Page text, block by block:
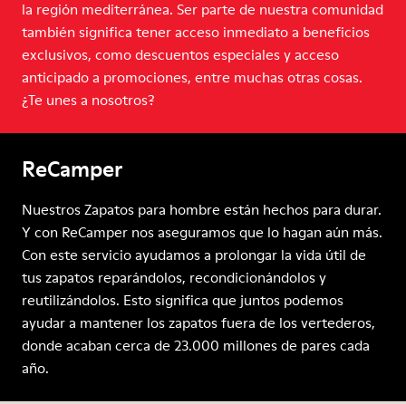
la región mediterránea. Ser parte de nuestra comunidad
también significa tener acceso inmediato a beneficios
exclusivos, como descuentos especiales y acceso
anticipado a promociones, entre muchas otras cosas.
¿Te unes a nosotros?
ReCamper
Nuestros Zapatos para hombre están hechos para durar.
Y con ReCamper nos aseguramos que lo hagan aún más.
Con este servicio ayudamos a prolongar la vida útil de
tus zapatos reparándolos, recondicionándolos y
reutilizándolos. Esto significa que juntos podemos
ayudar a mantener los zapatos fuera de los vertederos,
donde acaban cerca de 23.000 millones de pares cada
año.